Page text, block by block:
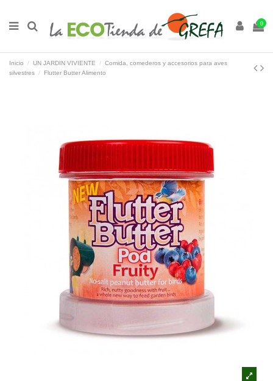
0
Inicio UN JARDIN VIVIENTE
Comida, comederos y accesorios para aves
silvestres
Flutter Butter Alimento